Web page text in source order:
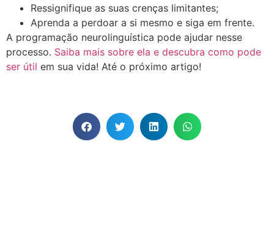
Ressignifique as suas crenças limitantes;
Aprenda a perdoar a si mesmo e siga em frente.
A programação neurolinguística pode ajudar nesse
processo. Saiba mais sobre ela e descubra como pode
ser útil em sua vida! Até o próximo artigo!